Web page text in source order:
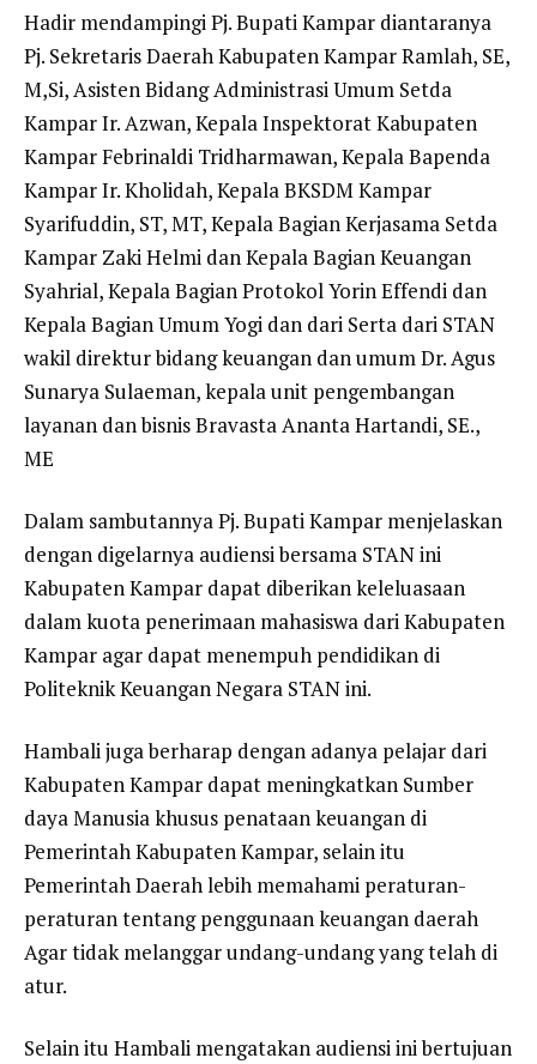
Hadir mendampingi Pj. Bupati Kampar diantaranya
Pj. Sekretaris Daerah Kabupaten Kampar Ramlah, SE,
M,Si, Asisten Bidang Administrasi Umum Setda
Kampar Ir. Azwan, Kepala Inspektorat Kabupaten
Kampar Febrinaldi Tridharmawan, Kepala Bapenda
Kampar Ir. Kholidah, Kepala BKSDM Kampar
Syarifuddin, ST, MT, Kepala Bagian Kerjasama Setda
Kampar Zaki Helmi dan Kepala Bagian Keuangan
Syahrial, Kepala Bagian Protokol Yorin Effendi dan
Kepala Bagian Umum Yogi dan dari Serta dari STAN
wakil direktur bidang keuangan dan umum Dr. Agus
Sunarya Sulaeman, kepala unit pengembangan
layanan dan bisnis Bravasta Ananta Hartandi, SE.,
ME
Dalam sambutannya Pj. Bupati Kampar menjelaskan
dengan digelarnya audiensi bersama STAN ini
Kabupaten Kampar dapat diberikan keleluasaan
dalam kuota penerimaan mahasiswa dari Kabupaten
Kampar agar dapat menempuh pendidikan di
Politeknik Keuangan Negara STAN ini.
Hambali juga berharap dengan adanya pelajar dari
Kabupaten Kampar dapat meningkatkan Sumber
daya Manusia khusus penataan keuangan di
Pemerintah Kabupaten Kampar, selain itu
Pemerintah Daerah lebih memahami peraturan-
peraturan tentang penggunaan keuangan daerah
Agar tidak melanggar undang-undang yang telah di
atur.
Selain itu Hambali mengatakan audiensi ini bertujuan